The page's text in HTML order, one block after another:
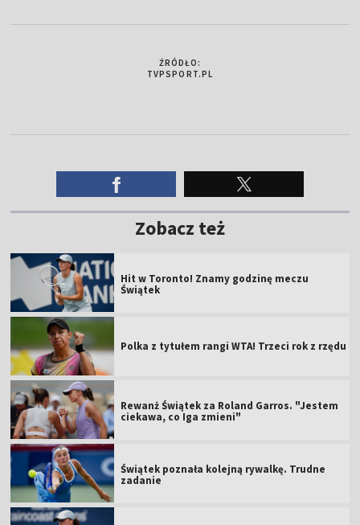
ŹRÓDŁO:
TVPSPORT.PL
Zobacz też
Hit w Toronto! Znamy godzinę meczu
Świątek
Polka z tytułem rangi WTA! Trzeci rok z rzędu
Rewanż Świątek za Roland Garros. "Jestem
ciekawa, co Iga zmieni"
Świątek poznała kolejną rywalkę. Trudne
zadanie